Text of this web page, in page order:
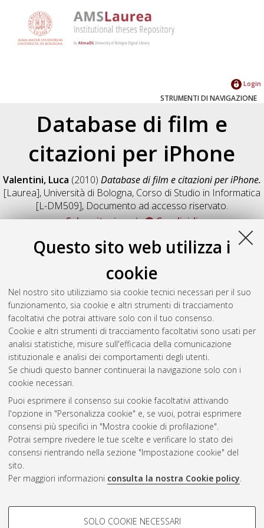
Questo sito web utilizza i
cookie
Nel nostro sito utilizziamo sia cookie tecnici necessari per il suo
funzionamento, sia cookie e altri strumenti di tracciamento
facoltativi che potrai attivare solo con il tuo consenso.
Cookie e altri strumenti di tracciamento facoltativi sono usati per
analisi statistiche, misure sull'efficacia della comunicazione
istituzionale e analisi dei comportamenti degli utenti.
Se chiudi questo banner continuerai la navigazione solo con i
cookie necessari.
Puoi esprimere il consenso sui cookie facoltativi attivando
l'opzione in "Personalizza cookie" e, se vuoi, potrai esprimere
consensi più specifici in "Mostra cookie di profilazione".
Potrai sempre rivedere le tue scelte e verificare lo stato dei
consensi rientrando nella sezione "Impostazione cookie" del
sito.
Per maggiori informazioni consulta la nostra Cookie policy.
COOKIE DI PROFILAZIONE -
SOLO COOKIE NECESSARI
Login
STRUMENTI DI NAVIGAZIONE
Database di film e
citazioni per iPhone
Valentini, Luca (2010) Database di film e citazioni per iPhone.
[Laurea], Università di Bologna, Corso di Studio in Informatica
[L-DM509], Documento ad accesso riservato.
Salva citazione
Condividi
Documenti full-text disponibili:
Documento PDF
Full-text non accessibile
Download (2MB)|Contatta l'autore
Altri metadati
Gestione del documento:
Atom
Rss 1.0
Rss 2.0
AMS Laurea
Impostazioni Cookie
Informativa sulla privacy